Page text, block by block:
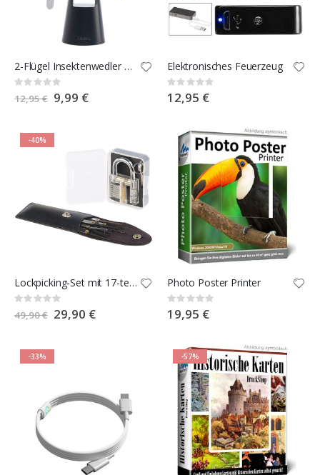
2-Flügel Insektenwedler mit LED-Beleuchtung
Rating:
0%
12,95 € Special
Price
9,99 €
Elektronisches Feuerzeug
Rating:
0%
12,95 €
-40%
Lockpicking-Set mit 17-teiliger Dietrich-Tasche und Übungs-Schloss
Rating:
0%
49,90 € Special
Price
29,90 €
Photo Poster Printer
Rating:
0%
19,95 €
-33% -57%